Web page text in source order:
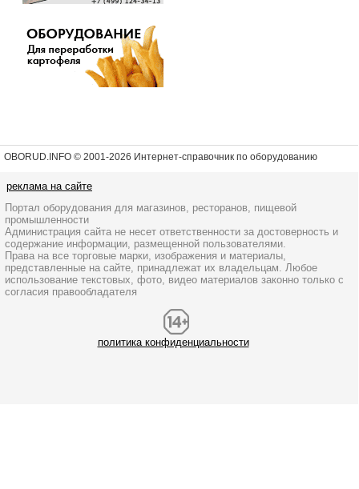
OBORUD.INFO © 2001-2026 Интернет-справочник по оборудованию
реклама на сайте
Портал оборудования для магазинов, ресторанов, пищевой
промышленности
Администрация сайта не несет ответственности за достоверность и
содержание информации, размещенной пользователями.
Права на все торговые марки, изображения и материалы,
представленные на сайте, принадлежат их владельцам. Любое
использование текстовых, фото, видео материалов законно только с
согласия правообладателя
политика конфиденциальности